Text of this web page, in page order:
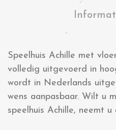
Speelhuis Achille met
volledig uitgevoerd in
wordt in Nederlands
wens aanpasbaar. Wilt u
speelhuis Achille, neemt